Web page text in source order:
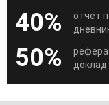
40%
отчёт
50%
доклад